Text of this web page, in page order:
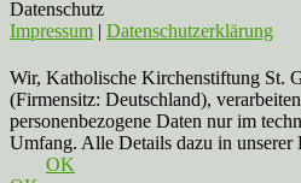
Datenschutz
Impressum | Datenschutzerklärung
Wir, Katholische Kirchenstiftung St.
(Firmensitz: Deutschland),
personenbezogene Daten nur im
Umfang. Alle Details dazu in unserer
OK